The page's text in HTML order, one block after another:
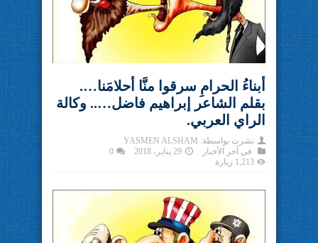
أبناءُ الحرامِ سرقوا منَّا أحلامَنا….
بقلم الشاعر إبراهيم فاضل….. وكالة
الراي العربي.
نشرت بواسطة: YASMEN ALSHAM
في آخر الأخبار 29 يناير، 2018
0
1,213 زيارة